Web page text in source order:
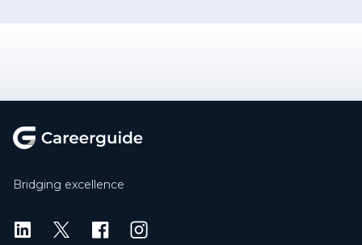
Bridging excellence
LinkedIn
X Instagram